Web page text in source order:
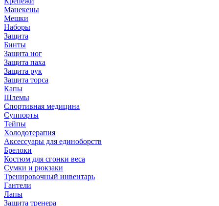
Манекены
Мешки
Наборы
Защита
Бинты
Защита ног
Защита паха
Защита рук
Защита торса
Капы
Шлемы
Спортивная медицина
Суппорты
Тейпы
Холодотерапия
Аксессуары для единоборств
Брелоки
Костюм для сгонки веса
Сумки и рюкзаки
Тренировочный инвентарь
Гантели
Лапы
Защита тренера